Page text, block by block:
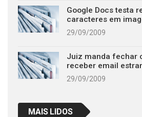
Google Docs testa
caracteres em
29/09/2009
Juiz manda fechar
receber email
29/09/2009
MAIS LIDOS